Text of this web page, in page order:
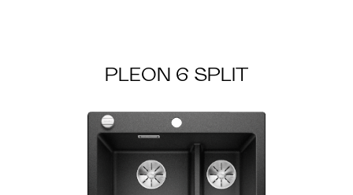
PLEON 6 SPLIT